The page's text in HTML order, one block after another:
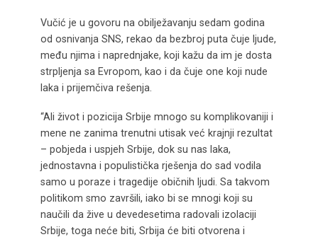
Vučić je u govoru na obilježavanju sedam godina
od osnivanja SNS, rekao da bezbroj puta čuje ljude,
među njima i naprednjake, koji kažu da im je dosta
strpljenja sa Evropom, kao i da čuje one koji nude
laka i prijemčiva rešenja.
“Ali život i pozicija Srbije mnogo su komplikovaniji i
mene ne zanima trenutni utisak već krajnji rezultat
– pobjeda i uspjeh Srbije, dok su nas laka,
jednostavna i populistička rješenja do sad vodila
samo u poraze i tragedije običnih ljudi. Sa takvom
politikom smo završili, iako bi se mnogi koji su
naučili da žive u devedesetima radovali izolaciji
Srbije, toga neće biti, Srbija će biti otvorena i